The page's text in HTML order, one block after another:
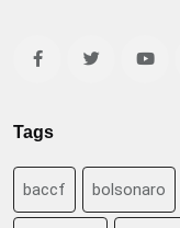
Tags
baccf bolsonaro